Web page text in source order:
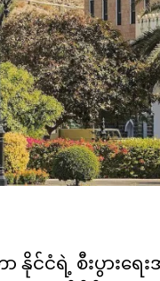
င်ငံရဲ့ စီးပွားရေးအ